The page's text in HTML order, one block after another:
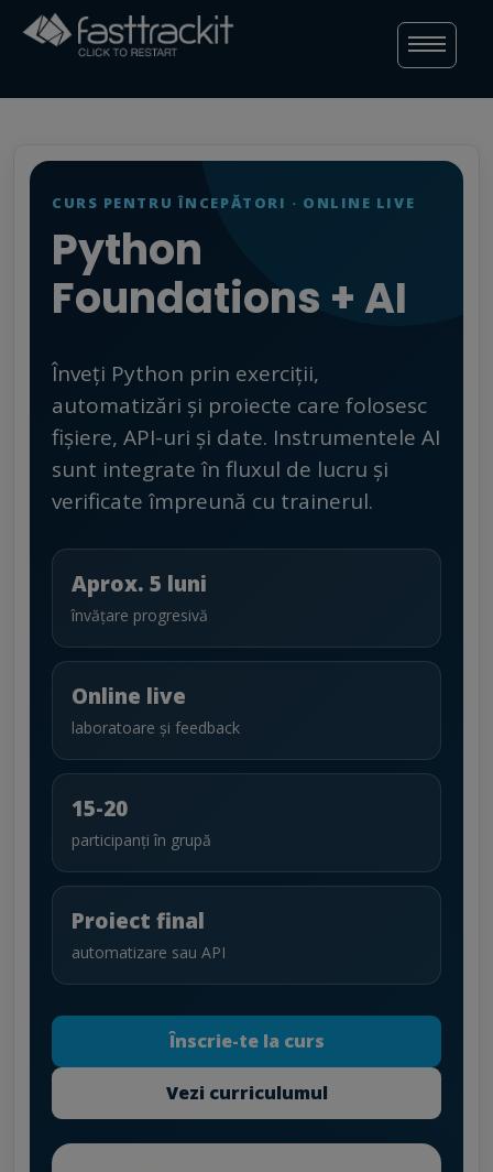
content
CURS PENTRU ÎNCEPĂTORI · ONLINE LIVE
Python
Foundations + AI
Înveți Python prin exerciții,
automatizări și proiecte care folosesc
fișiere, API-uri și date. Instrumentele AI
sunt integrate în fluxul de lucru și
verificate împreună cu trainerul.
Aprox. 5 luni
învățare progresivă
Online live
laboratoare și feedback
15-20
participanți în grupă
Proiect final
automatizare sau API
Înscrie-te la curs
Vezi curriculumul